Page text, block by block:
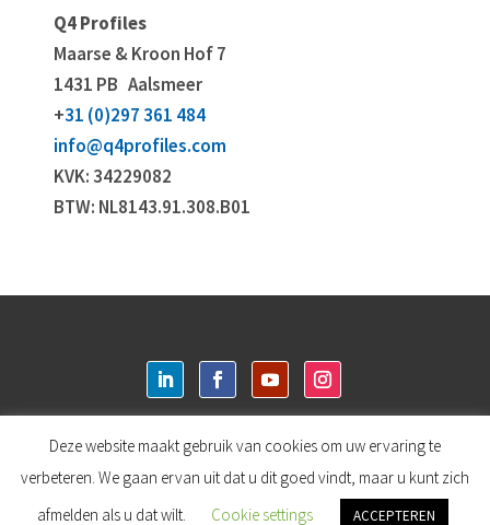
Q4 Profiles
Maarse & Kroon Hof 7
1431 PB Aalsmeer
+31 (0)297 361 484
info@q4profiles.com
KVK: 34229082
BTW: NL8143.91.308.B01
Deze website maakt gebruik van cookies om uw ervaring te
verbeteren. We gaan ervan uit dat u dit goed vindt, maar u kunt zich
afmelden als u dat wilt.
Cookie settings ACCEPTEREN